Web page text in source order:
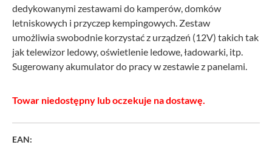
dedykowanymi zestawami do kamperów, domków
letniskowych i przyczep kempingowych. Zestaw
umożliwia swobodnie korzystać z urządzeń (12V) takich tak
jak telewizor ledowy, oświetlenie ledowe, ładowarki, itp.
Sugerowany akumulator do pracy w zestawie z panelami.
Towar niedostępny lub oczekuje na dostawę.
EAN: